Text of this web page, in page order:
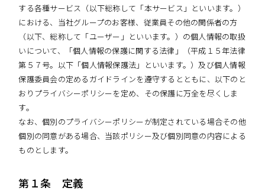
する各種サービス（以下総称して「本サービス」といいます。）
における、当社グループのお客様、従業員その他の関係者の方
（以下、総称して「ユーザー」といいます。）の個人情報の取扱
いについて、「個人情報の保護に関する法律」（平成１５年法律
第５７号。以下「個人情報保護法」といいます。）及び個人情報
保護委員会の定めるガイドラインを遵守するとともに、以下のと
おりプライバシーポリシーを定め、その保護に万全を尽くしま
す。
なお、個別のプライバシーポリシーが制定されている場合その他
個別の同意がある場合、当該ポリシー及び個別同意の内容による
ものとします。
第１条 定義